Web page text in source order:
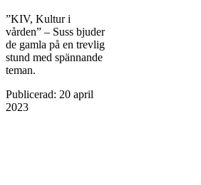
”KIV, Kultur i
vården” – Suss bjuder
de gamla på en ­trevlig
stund med spännande
teman.
Publicerad: 20 april
2023